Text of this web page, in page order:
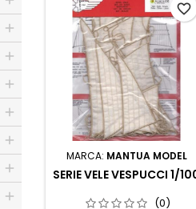
MARCA: MANTUA MODEL
SERIE VELE VESPUCCI 1/
(0)
favorite_border